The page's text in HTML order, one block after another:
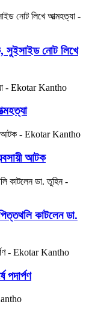
সুইসাইড নোট লিখে
আটক
কাটলেন ডা.
পদার্পণ